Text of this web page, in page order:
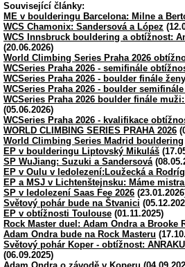
Související články:
ME v boulderingu Barcelona: Milne a
WCS Chamonix: Sandersová a López
WCS Innsbruck bouldering a obtížnost:
(20.06.2026)
World Climbing Series Praha 2026
WCSeries Praha 2026 - semifinále
WCSeries Praha 2026 - boulder finále
WCSeries Praha 2026 - boulder
WCSeries Praha 2026 boulder finále
(05.06.2026)
WCSeries Praha 2026 - kvalifikace
WORLD CLIMBING SERIES PRAHA 2026
World Climbing Series Madrid bouldering
EP v boulderingu Liptovský Mikuláš
SP WuJiang: Suzuki a Sandersová
EP v Oulu v ledolezení:Loužecká a
EP a MSJ v Lichtenštejnsku: Máme
SP v ledolezení Saas Fee 2026
Světový pohár bude na Štvanici
EP v obtížnosti Toulouse (01.11.2025)
Rock Master duel: Adam Ondra a Brooke
Adam Ondra bude na Rock Masteru
Světový pohár Koper - obtížnost:
(06.09.2025)